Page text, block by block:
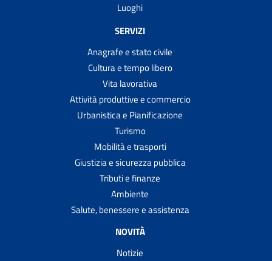
Luoghi
SERVIZI
Anagrafe e stato civile
Cultura e tempo libero
Vita lavorativa
Attività produttive e commercio
Urbanistica e Pianificazione
Turismo
Mobilità e trasporti
Giustizia e sicurezza pubblica
Tributi e finanze
Ambiente
Salute, benessere e assistenza
NOVITÀ
Notizie